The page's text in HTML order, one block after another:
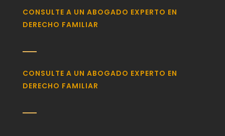
CONSULTE A UN ABOGADO EXPERTO EN
DERECHO FAMILIAR
CONSULTE A UN ABOGADO EXPERTO EN
DERECHO FAMILIAR